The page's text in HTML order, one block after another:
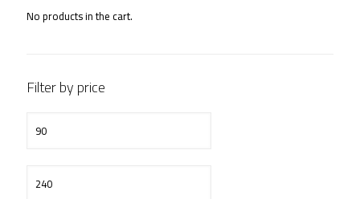
No products in the cart.
Filter by price
price
price